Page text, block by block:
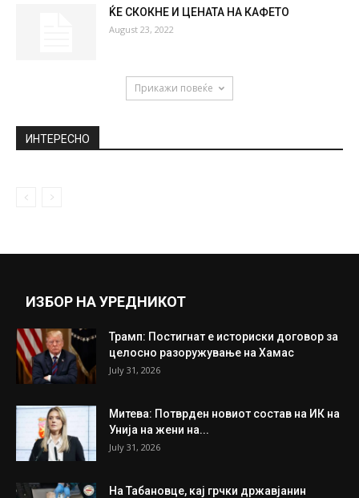
ЌЕ СКОКНЕ И ЦЕНАТА НА КАФЕТО
August 23, 2022
Прикажи повеќе
ИНТЕРЕСНО
ИЗБОР НА УРЕДНИКОТ
Трамп: Постигнат е историски договор за
целосно разоружување на Хамас
July 31, 2026
Митева: Потврден новиот состав на ИК на
Унија на жени на...
July 31, 2026
На Табановце, кај грчки државјанин